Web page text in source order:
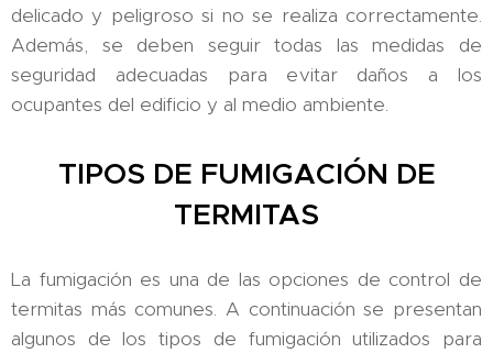
delicado y peligroso si no se realiza correctamente.
Además, se deben seguir todas las medidas de
seguridad adecuadas para evitar daños a los
ocupantes del edificio y al medio ambiente.
TIPOS DE FUMIGACIÓN DE
TERMITAS
La fumigación es una de las opciones de control de
termitas más comunes. A continuación se presentan
algunos de los tipos de fumigación utilizados para